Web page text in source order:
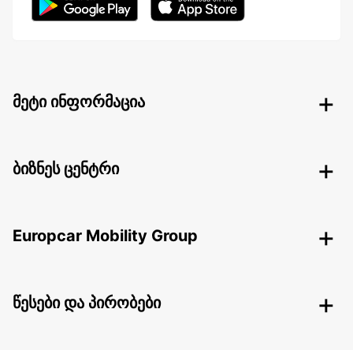
მეტი ინფორმაცია
ბიზნეს ცენტრი
Europcar Mobility Group
წესები და პირობები